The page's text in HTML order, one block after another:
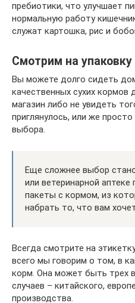
пребиотики, что улучшает
нормальную работу
служат картошка, рис и
Смотрим на упаковку
Вы можете долго сидеть
качественных сухих кормов
магазин либо не увидеть
приглянулось, или же
выбора.
Еще сложнее выбор
или ветеринарной
пакеты с кормом, из
набрать то, что вам
Всегда смотрите на
всего мы говорим о том, в
корм. Она может быть трех
случаев – китайского,
производства.